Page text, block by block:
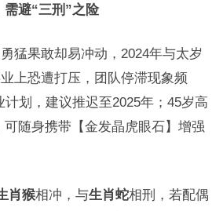
避“三刑”之险
猛果敢却易冲动，2024年与太岁
上恐遭打压，团队停滞现象频
计划，建议推迟至2025年；45岁高
随身携带【金发晶虎眼石】增强
肖猴相冲，与生肖蛇相刑，若配偶